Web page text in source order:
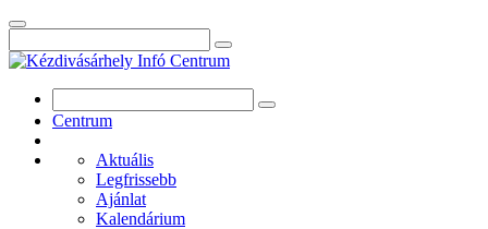
Centrum
Aktuális
Legfrissebb
Ajánlat
Kalendárium